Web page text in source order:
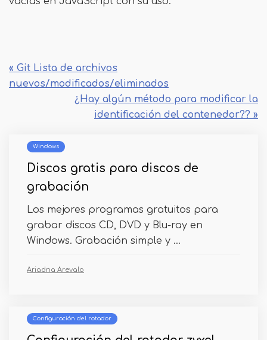
« Git Lista de archivos
nuevos/modificados/eliminados
¿Hay algún método para modificar la
identificación del contenedor?? »
Windows
Discos gratis para discos de
grabación
Los mejores programas gratuitos para
grabar discos CD, DVD y Blu-ray en
Windows. Grabación simple y ...
Ariadna Arevalo
Configuración del rotador